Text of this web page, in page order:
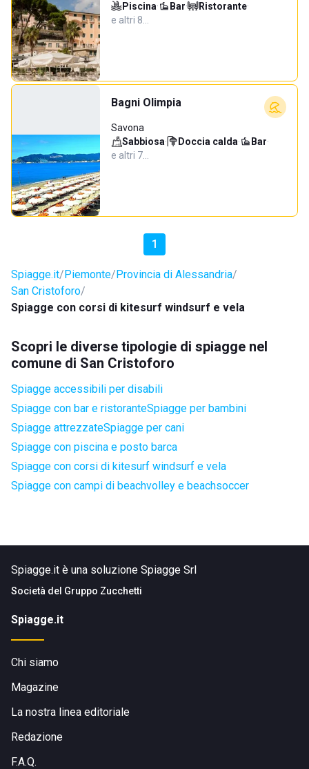
Piscina· Bar· Ristorante·
e altri 8…
Bagni Olimpia
Savona
Sabbiosa· Doccia calda· Bar·
e altri 7…
1
Spiagge.it Piemonte Provincia di Alessandria
San Cristoforo
Spiagge con corsi di kitesurf windsurf e vela
Scopri le diverse tipologie di spiagge nel
comune di San Cristoforo
Spiagge accessibili per disabili
Spiagge con bar e ristoranteSpiagge per bambini
Spiagge attrezzateSpiagge per cani
Spiagge con piscina e posto barca
Spiagge con corsi di kitesurf windsurf e vela
Spiagge con campi di beachvolley e beachsoccer
Spiagge.it è una soluzione Spiagge Srl
Società del Gruppo Zucchetti
Spiagge.it
Chi siamo
Magazine
La nostra linea editoriale
Redazione
F.A.Q.